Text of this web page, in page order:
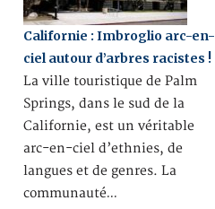
Californie : Imbroglio arc-en-
ciel autour d’arbres racistes !
La ville touristique de Palm
Springs, dans le sud de la
Californie, est un véritable
arc-en-ciel d’ethnies, de
langues et de genres. La
communauté…